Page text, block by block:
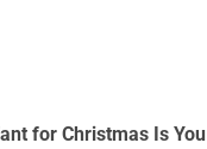
for Christmas Is